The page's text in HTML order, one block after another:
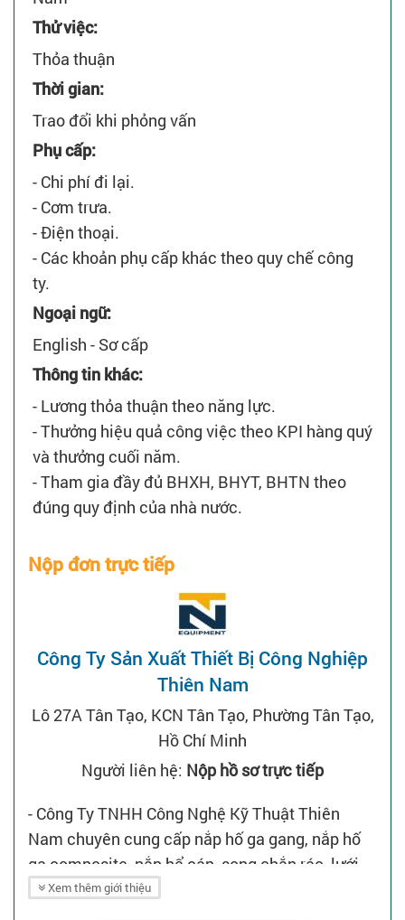
Thử việc:
Thỏa thuận
Thời gian:
Trao đổi khi phỏng vấn
Phụ cấp:
- Chi phí đi lại.
- Cơm trưa.
- Điện thoại.
- Các khoản phụ cấp khác theo quy chế công
ty.
Ngoại ngữ:
English - Sơ cấp
Thông tin khác:
- Lương thỏa thuận theo năng lực.
- Thưởng hiệu quả công việc theo KPI hàng quý
và thưởng cuối năm.
- Tham gia đầy đủ BHXH, BHYT, BHTN theo
đúng quy định của nhà nước.
Nộp đơn trực tiếp
Công Ty Sản Xuất Thiết Bị Công Nghiệp
Thiên Nam
Lô 27A Tân Tạo, KCN Tân Tạo, Phường Tân Tạo,
Hồ Chí Minh
Người liên hệ: Nộp hồ sơ trực tiếp
- Công Ty TNHH Công Nghệ Kỹ Thuật Thiên
Nam chuyên cung cấp nắp hố ga gang, nắp hố
ga composite, nắp bể cáp, song chắn rác, lưới
chắn rác, tấm sàn grating,...
Xem thêm giới thiệu